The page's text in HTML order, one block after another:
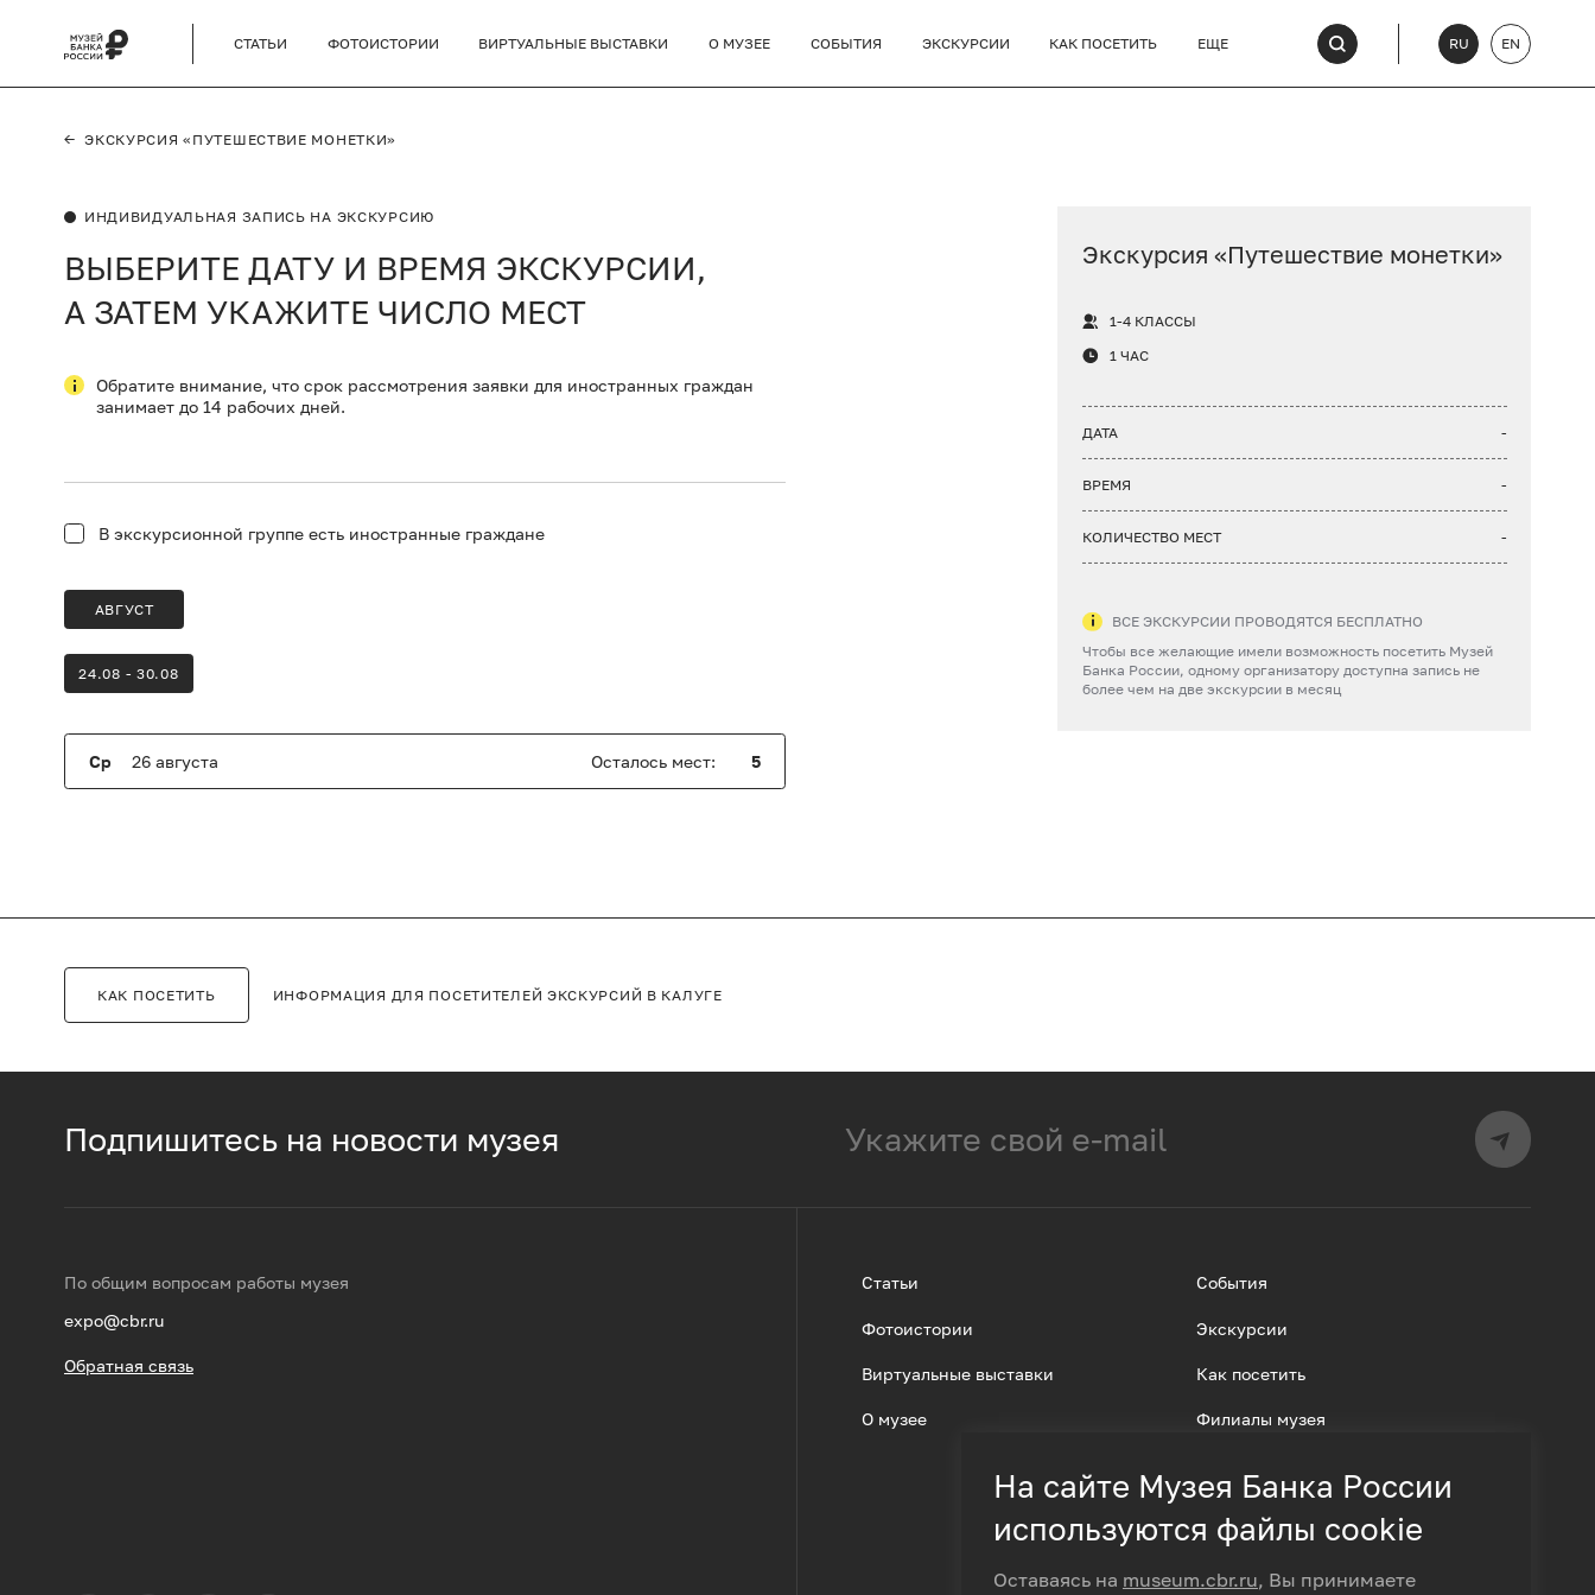
СТАТЬИ ФОТОИСТОРИИ ВИРТУАЛЬНЫЕ ВЫСТАВКИ О МУЗЕЕ СОБЫТИЯ ЭКСКУРСИИ КАК ПОСЕТИТЬ ЕЩЕ RU EN
←ЭКСКУРСИЯ «ПУТЕШЕСТВИЕ МОНЕТКИ»
ИНДИВИДУАЛЬНАЯ ЗАПИСЬ НА ЭКСКУРСИЮ
ВЫБЕРИТЕ ДАТУ И ВРЕМЯ ЭКСКУРСИИ,
А ЗАТЕМ УКАЖИТЕ ЧИСЛО МЕСТ
Обратите внимание, что срок рассмотрения заявки для иностранных граждан
занимает до 14 рабочих дней.
В экскурсионной группе есть иностранные граждане
АВГУСТ
24.08 - 30.08
Ср 26 августа Oсталось мест: 5
Экскурсия «Путешествие монетки»
1-4 КЛАССЫ
1 ЧАС
ДАТА -
ВРЕМЯ -
КОЛИЧЕСТВО МЕСТ -
ВСЕ ЭКСКУРСИИ ПРОВОДЯТСЯ БЕСПЛАТНО
Чтобы все желающие имели возможность посетить Музей
Банка России, одному организатору доступна запись не
более чем на две экскурсии в месяц
КАК ПОСЕТИТЬ ИНФОРМАЦИЯ ДЛЯ ПОСЕТИТЕЛЕЙ ЭКСКУРСИЙ В КАЛУГЕ
Подпишитесь на новости музея
По общим вопросам работы музея
expo@cbr.ru
Обратная связь
Статьи
Фотоистории
Виртуальные выставки
О музее
События
Экскурсии
Как посетить
Филиалы музея
На сайте Музея Банка России
используются файлы cookie
Оставаясь на museum.cbr.ru, Вы принимаете